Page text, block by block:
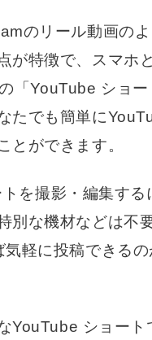
のリール動画の
が特徴で、スマホと
「YouTube ショー
たでも簡単に
とができます。
を撮影・編集する
別な機材などは不
気軽に投稿できる
YouTube ショート